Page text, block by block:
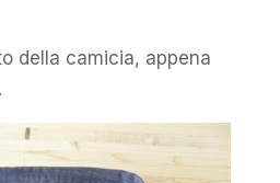
della camicia, appena